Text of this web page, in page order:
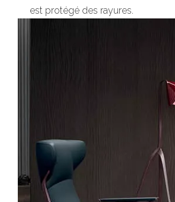
est protégé des rayures.